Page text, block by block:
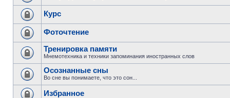
Курс
Фоточтение
Тренировка памяти
Мнемотехника и техники запоминания иностранных слов
Осознанные сны
Во сне вы понимаете, что это сон...
Избранное